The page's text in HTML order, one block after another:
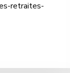
retraites-